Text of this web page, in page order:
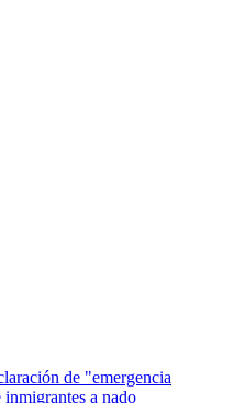
de "emergencia
a nado